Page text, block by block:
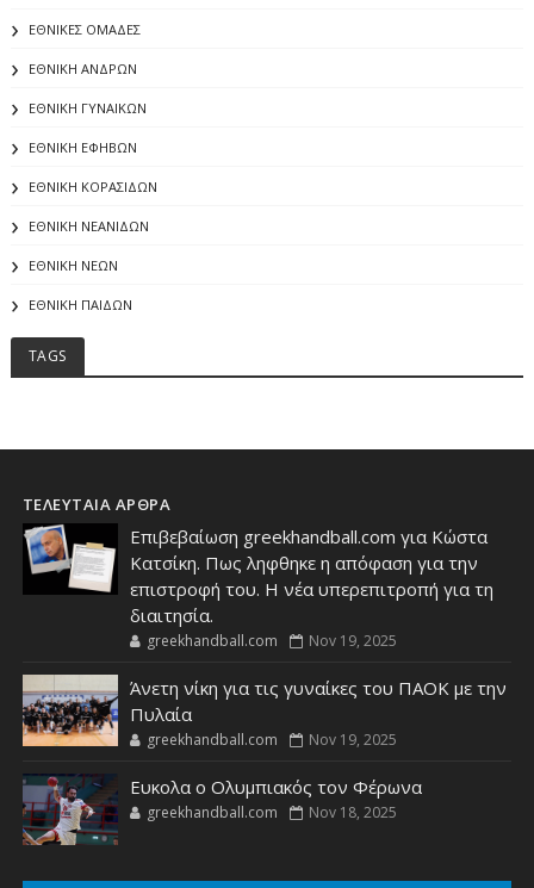
ΕΘΝΙΚΕΣ ΟΜΑΔΕΣ
ΕΘΝΙΚΗ ΑΝΔΡΩΝ
ΕΘΝΙΚΗ ΓΥΝΑΙΚΩΝ
ΕΘΝΙΚΗ ΕΦΗΒΩΝ
ΕΘΝΙΚΗ ΚΟΡΑΣΙΔΩΝ
ΕΘΝΙΚΗ ΝΕΑΝΙΔΩΝ
ΕΘΝΙΚΗ ΝΕΩΝ
ΕΘΝΙΚΗ ΠΑΙΔΩΝ
TAGS
ΤΕΛΕΥΤΑΙΑ ΑΡΘΡΑ
Επιβεβαίωση greekhandball.com για Κώστα
Κατσίκη. Πως ληφθηκε η απόφαση για την
επιστροφή του. Η νέα υπερεπιτροπή για τη
διαιτησία.
greekhandball.com Nov 19, 2025
Άνετη νίκη για τις γυναίκες του ΠΑΟΚ με την
Πυλαία
greekhandball.com Nov 19, 2025
Ευκολα ο Ολυμπιακός τον Φέρωνα
greekhandball.com Nov 18, 2025